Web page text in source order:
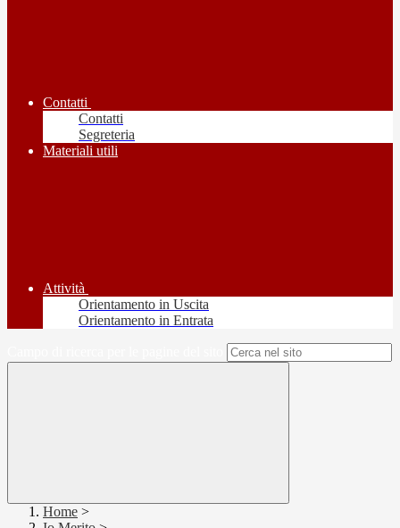
Contatti
Contatti
Segreteria
Materiali utili
Attività
Orientamento in Uscita
Orientamento in Entrata
Home >